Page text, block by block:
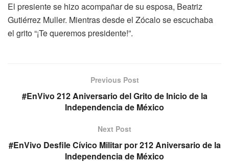
El presiente se hizo acompañar de su esposa, Beatriz
Gutiérrez Muller. Mientras desde el Zócalo se escuchaba
el grito “¡Te queremos presidente!”.
Previous Post
#EnVivo 212 Aniversario del Grito de Inicio de la
Independencia de México
Next Post
#EnVivo Desfile Cívico Militar por 212 Aniversario de la
Independencia de México